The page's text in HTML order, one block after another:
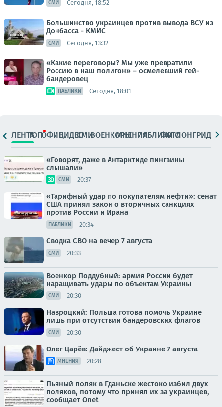
СМИ Сегодня, 18:52
Большинство украинцев против вывода ВСУ из
Донбасса - КМИС
СМИ Сегодня, 13:32
«Какие переговоры? Мы уже превратили
Россию в наш полигон» – осмелевший гей-
бандеровец
ПАБЛИКИ Сегодня, 18:01
ЛЕНТАТОПОФИЦ.ВИДЕОСМИВОЕНКОРЫМНЕНИЯПАБЛИКИ
ФОТОЛОНГРИДЫ
«Говорят, даже в Антарктиде пингвины
слышали»
СМИ 20:37
«Тарифный удар по покупателям нефти»: сенат
США принял закон о вторичных санкциях
против России и Ирана
ПАБЛИКИ 20:34
Сводка СВО на вечер 7 августа
СМИ 20:33
Военкор Поддубный: армия России будет
наращивать удары по объектам Украины
СМИ 20:30
Навроцкий: Польша готова помочь Украине
лишь при отсутствии бандеровских флагов
СМИ 20:30
Олег Царёв: Дайджест об Украине 7 августа
МНЕНИЯ 20:28
Пьяный поляк в Гданьске жестоко избил двух
поляков, потому что принял их за украинцев,
сообщает Onet